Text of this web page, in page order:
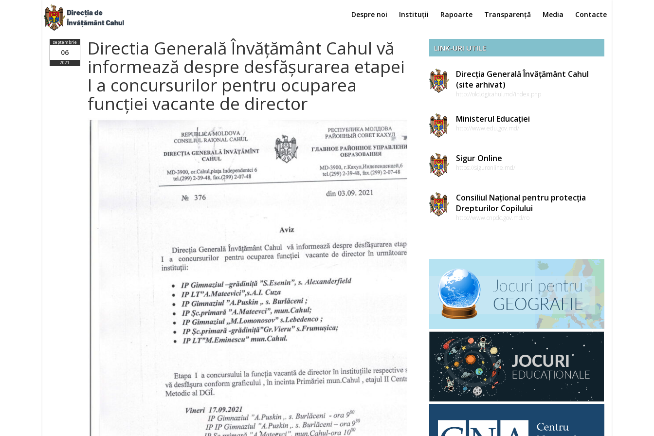
Despre noi Instituții Rapoarte Transparență Media Contacte
septembrie
06
2021
Directia Generală Învățământ Cahul vă
informează despre desfășurarea etapei
I a concursurilor pentru ocuparea
funcției vacante de director
LINK-URI UTILE
Direcția Generală Învățământ Cahul
(site arhivat)
http://old.dgicahul.md/index.php
Ministerul Educației
http://www.edu.gov.md/
Sigur Online
https://siguronline.md/
Consiliul Național pentru protecția
Drepturilor Copilului
http://www.cnpdc.gov.md/ro